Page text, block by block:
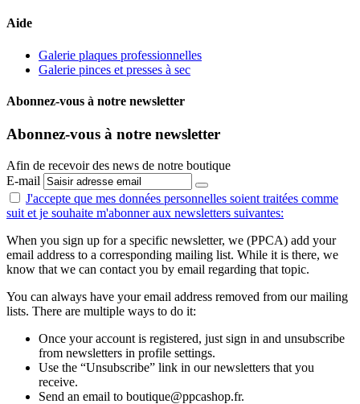
Aide
Galerie plaques professionnelles
Galerie pinces et presses à sec
Abonnez-vous à notre newsletter
Abonnez-vous à notre newsletter
Afin de recevoir des news de notre boutique
E-mail
J'accepte que mes données personnelles soient traitées comme
suit et je souhaite m'abonner aux newsletters suivantes:
When you sign up for a specific newsletter, we (PPCA) add your
email address to a corresponding mailing list. While it is there, we
know that we can contact you by email regarding that topic.
You can always have your email address removed from our mailing
lists. There are multiple ways to do it:
Once your account is registered, just sign in and unsubscribe
from newsletters in profile settings.
Use the “Unsubscribe” link in our newsletters that you
receive.
Send an email to boutique@ppcashop.fr.